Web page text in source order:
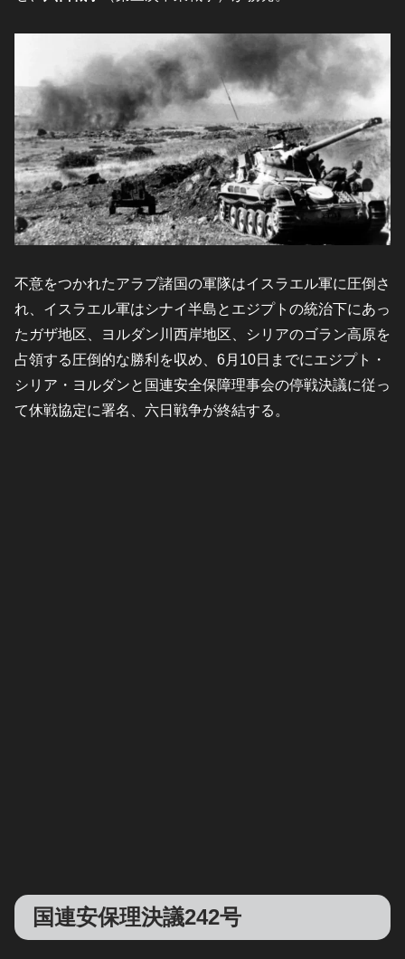
不意をつかれたアラブ諸国の軍隊はイスラエル軍に圧倒さ
れ、イスラエル軍はシナイ半島とエジプトの統治下にあっ
たガザ地区、ヨルダン川西岸地区、シリアのゴラン高原を
占領する圧倒的な勝利を収め、6月10日までにエジプト・
シリア・ヨルダンと国連安全保障理事会の停戦決議に従っ
て休戦協定に署名、六日戦争が終結する。
国連安保理決議242号